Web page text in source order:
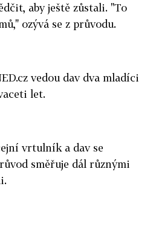
aby ještě zůstali. "To
ozývá se z průvodu.
vedou dav dva mladíci
let.
vrtulník a dav se
směřuje dál různými